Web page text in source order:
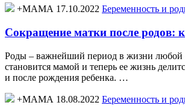
+МАМА 17.10.2022 Беременность и
Сокращение матки после родов:
Роды – важнейший период в жизни
становится мамой и теперь ее жизнь
и после рождения ребенка. …
+МАМА 18.08.2022 Беременность и